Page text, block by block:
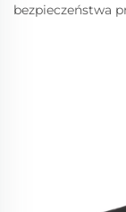
bezpieczeństwa